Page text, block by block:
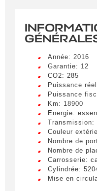
Année: 2016
Garantie: 12
CO2: 285
Puissance
Puissance
Km: 18900
Energie:
Transmission:
Couleur
Nombre de
Nombre de
Carrosserie:
Cylindrée:
Mise en